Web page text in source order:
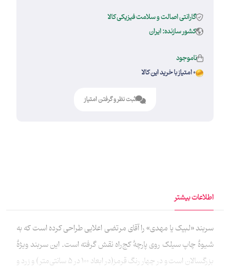
گارانتی اصالت و سلامت فیزیکی کالا
کشور سازنده: ایران
ناموجود
0 امتیاز با خرید این کالا
ثبت نظر و گرفتن امتیاز
اطلاعات بیشتر
سربند «لبیک یا مهدی» را آقای مرتضی اعلایی طراحی کرده است که به
شیوۀ چاپ سیلک روی پارچۀ کج‌راه نقش گرفته است. این سربند ویژۀ
بزرگسالان است و در چهار رنگ قرمز(در ابعاد 100 در 5 سانتی‌متر) و زرد و